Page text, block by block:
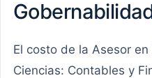
El costo de la Asesor
Ciencias: Contables y